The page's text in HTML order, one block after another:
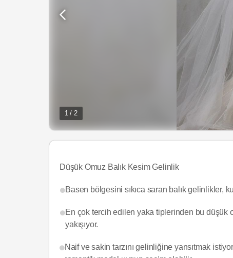
1 / 2
Düşük Omuz Balık Kesim Gelinlik
Basen bölgesini sıkıca saran balık gelinlikler,
En çok tercih edilen yaka tiplerinden bu
yakışıyor.
Naif ve sakin tarzını gelinliğine yansıtmak